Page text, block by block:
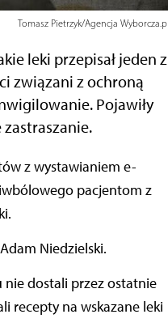
Tomasz Pietrzyk/Agencja Wyborcza.pl
leki przepisał jeden z
związani z ochroną
Pojawiły
pacjentom z
Niedzielski.
nie dostali przez ostatnie
recepty na wskazane leki